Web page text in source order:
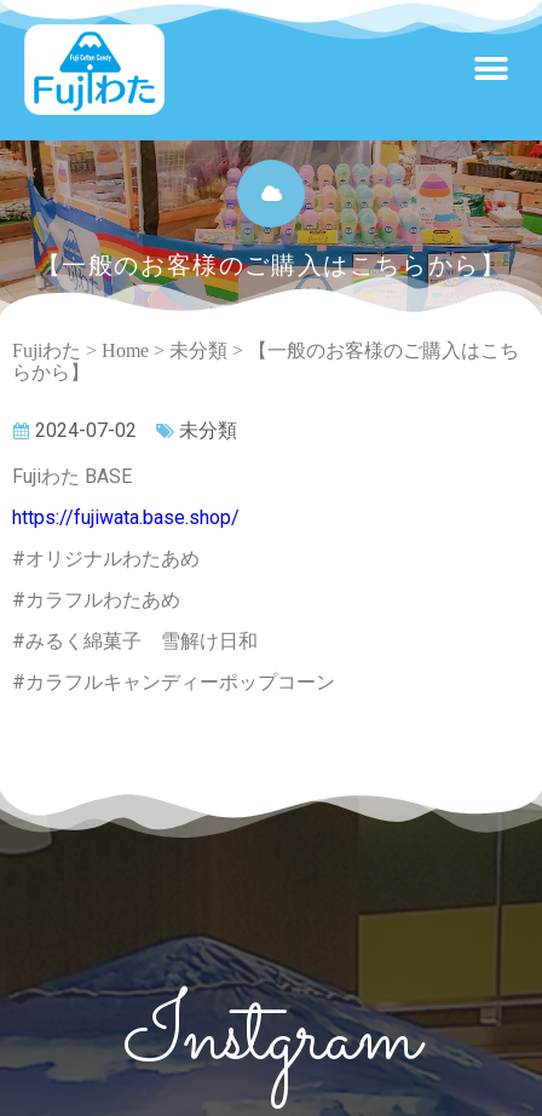
【一般のお客様のご購入はこちらから】
Fujiわた > Home > 未分類 >
【一般のお客様のご購入はこち
らから】
2024-07-02
未分類
Fujiわた BASE
https://fujiwata.base.shop/
#オリジナルわたあめ
#カラフルわたあめ
#みるく綿菓子 雪解け日和
#カラフルキャンディーポップコーン
Instgram